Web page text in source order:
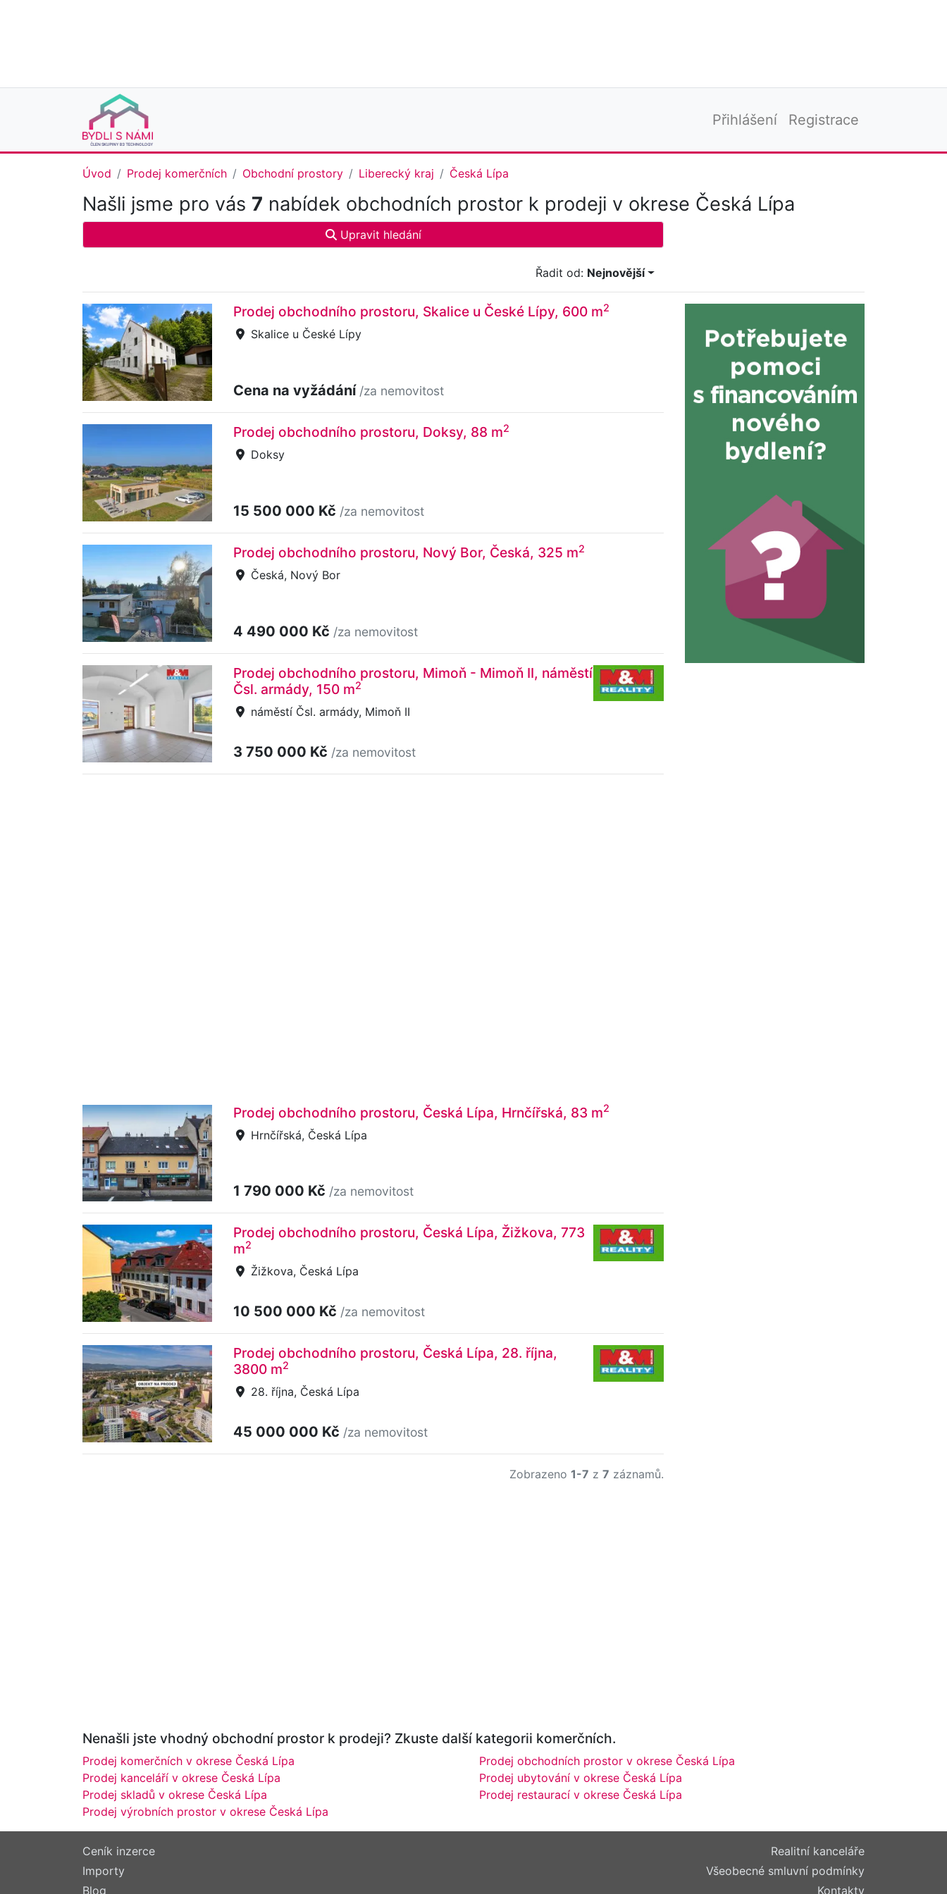
Přihlášení Registrace
Úvod Prodej komerčních Obchodní prostory Liberecký kraj Česká Lípa
Našli jsme pro vás 7 nabídek obchodních prostor k prodeji v okrese Česká Lípa
Upravit hledání
Řadit od: Nejnovější
Prodej obchodního prostoru, Skalice u České Lípy, 600 m2
Skalice u České Lípy
Cena na vyžádání /za nemovitost
Prodej obchodního prostoru, Doksy, 88 m2
Doksy
15 500 000 Kč /za nemovitost
Prodej obchodního prostoru, Nový Bor, Česká, 325 m2
Česká, Nový Bor
4 490 000 Kč /za nemovitost
Prodej obchodního prostoru, Mimoň - Mimoň II, náměstí
Čsl. armády, 150 m2
náměstí Čsl. armády, Mimoň II
3 750 000 Kč /za nemovitost
Prodej obchodního prostoru, Česká Lípa, Hrnčířská, 83 m2
Hrnčířská, Česká Lípa
1 790 000 Kč /za nemovitost
Prodej obchodního prostoru, Česká Lípa, Žižkova, 773
m2
Žižkova, Česká Lípa
10 500 000 Kč /za nemovitost
Prodej obchodního prostoru, Česká Lípa, 28. října,
3800 m2
28. října, Česká Lípa
45 000 000 Kč /za nemovitost
Zobrazeno 1-7 z 7 záznamů.
Nenašli jste vhodný obchodní prostor k prodeji? Zkuste další kategorii komerčních.
Prodej komerčních v okrese Česká Lípa
Prodej kanceláří v okrese Česká Lípa
Prodej skladů v okrese Česká Lípa
Prodej výrobních prostor v okrese Česká Lípa
Prodej obchodních prostor v okrese Česká Lípa
Prodej ubytování v okrese Česká Lípa
Prodej restaurací v okrese Česká Lípa
Ceník inzerce
Importy
Blog
Realitní kanceláře
Všeobecné smluvní podmínky
Kontakty